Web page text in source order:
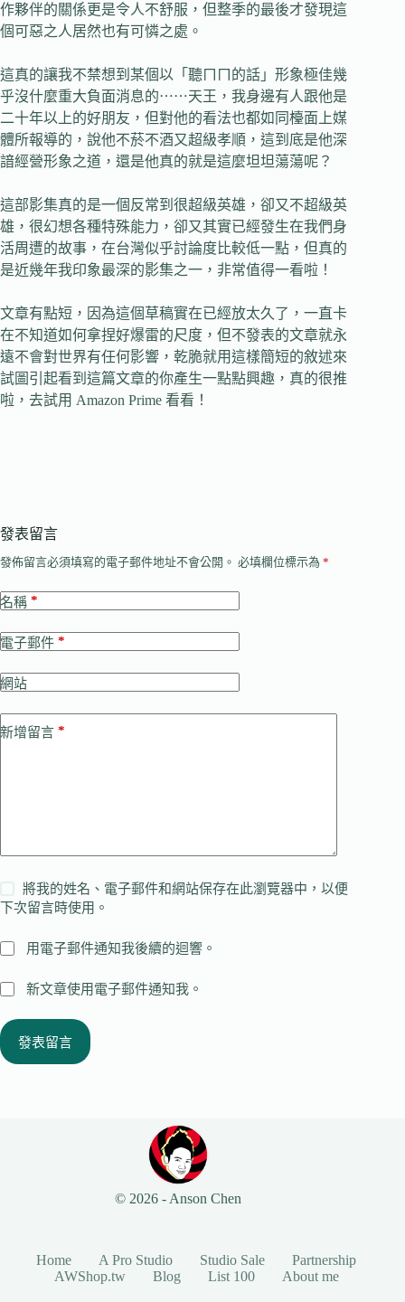
作夥伴的關係更是令人不舒服，但整季的最後才發現這
個可惡之人居然也有可憐之處。
這真的讓我不禁想到某個以「聽ㄇㄇ的話」形象極佳幾
乎沒什麼重大負面消息的⋯⋯天王，我身邊有人跟他是
二十年以上的好朋友，但對他的看法也都如同檯面上媒
體所報導的，說他不菸不酒又超級孝順，這到底是他深
諳經營形象之道，還是他真的就是這麼坦坦蕩蕩呢？
這部影集真的是一個反常到很超級英雄，卻又不超級英
雄，很幻想各種特殊能力，卻又其實已經發生在我們身
活周遭的故事，在台灣似乎討論度比較低一點，但真的
是近幾年我印象最深的影集之一，非常值得一看啦！
文章有點短，因為這個草稿實在已經放太久了，一直卡
在不知道如何拿捏好爆雷的尺度，但不發表的文章就永
遠不會對世界有任何影響，乾脆就用這樣簡短的敘述來
試圖引起看到這篇文章的你產生一點點興趣，真的很推
啦，去試用 Amazon Prime 看看！
發表留言
發佈留言必須填寫的電子郵件地址不會公開。 必填欄位標示為 *
名稱 *
電子郵件 *
網站
新增留言 *
將我的姓名、電子郵件和網站保存在此瀏覽器中，以便
下次留言時使用。
用電子郵件通知我後續的迴響。
新文章使用電子郵件通知我。
發表留言
© 2026 - Anson Chen
Home A Pro Studio Studio Sale
Partnership
AWShop.tw
Blog List 100 About me